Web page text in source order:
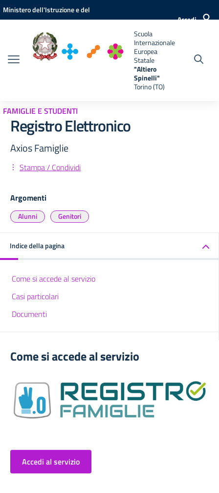
Vai ai contenuti
Vai al menu di navigazione
Vai al footer
Ministero dell'Istruzione e del
Accedi
Scuola
Internazionale
Europea
Statale
"Altiero
Spinelli"
Torino (TO)
FAMIGLIE E STUDENTI
Registro Elettronico
Axios Famiglie
Stampa / Condividi
Argomenti
Alunni Genitori
Indice della pagina
Come si accede al servizio
Casi particolari
Documenti
Come si accede al servizio
Accedi al servizio